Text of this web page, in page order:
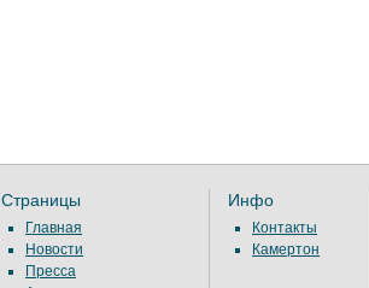
Страницы
Главная
Новости
Пресса
Инфо
Контакты
Камертон